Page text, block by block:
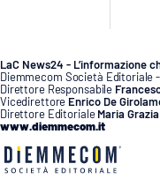
Cosenzachannel.it
Ilvibonese.it
LaC News24 - L’informazione
Diemmecom Società Editoriale
Direttore Responsabile
Vicedirettore Enrico De
Direttore Editoriale Maria
www.diemmecom.it